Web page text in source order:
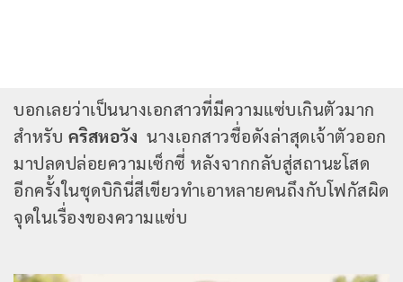
บอกเลยว่าเป็นนางเอกสาวที่มีความแซ่บเกินตัวมาก
สำหรับ คริสหอวัง นางเอกสาวชื่อดังล่าสุดเจ้าตัวออก
มาปลดปล่อยความเซ็กซี่ หลังจากกลับสู่สถานะโสด
อีกครั้งในชุดบิกินี่สีเขียวทำเอาหลายคนถึงกับโฟกัสผิด
จุดในเรื่องของความแซ่บ